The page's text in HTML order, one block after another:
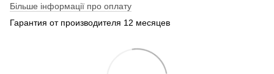
Більше інформації про оплату
Гарантия от производителя 12 месяцев